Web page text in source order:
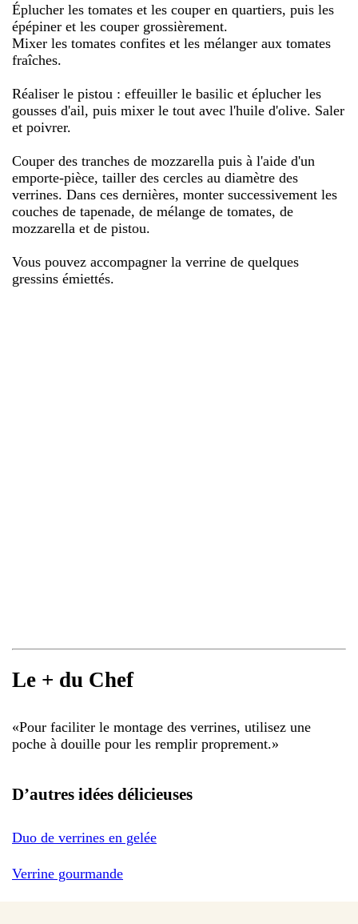
Éplucher les tomates et les couper en quartiers, puis les
épépiner et les couper grossièrement.
Mixer les tomates confites et les mélanger aux tomates
fraîches.
Réaliser le pistou : effeuiller le basilic et éplucher les
gousses d'ail, puis mixer le tout avec l'huile d'olive. Saler
et poivrer.
Couper des tranches de mozzarella puis à l'aide d'un
emporte-pièce, tailler des cercles au diamètre des
verrines. Dans ces dernières, monter successivement les
couches de tapenade, de mélange de tomates, de
mozzarella et de pistou.
Vous pouvez accompagner la verrine de quelques
gressins émiettés.
Le + du Chef
«Pour faciliter le montage des verrines, utilisez une
poche à douille pour les remplir proprement.»
D’autres idées délicieuses
Duo de verrines en gelée
Verrine gourmande